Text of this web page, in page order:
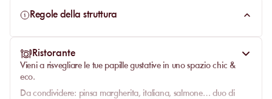
Regole della struttura
Ristorante
Vieni a risvegliare le tue papille gustative in uno spazio chic &
eco.
Da condividere: pinsa margherita, italiana, salmone… duo di